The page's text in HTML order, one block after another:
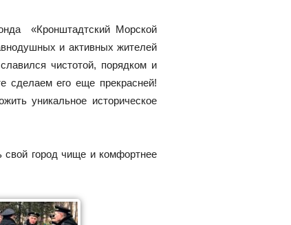
«Кронштадтский Морской
и активных жителей
чистотой, порядком и
сделаем его еще прекрасней!
уникальное историческое
город чище и комфортнее